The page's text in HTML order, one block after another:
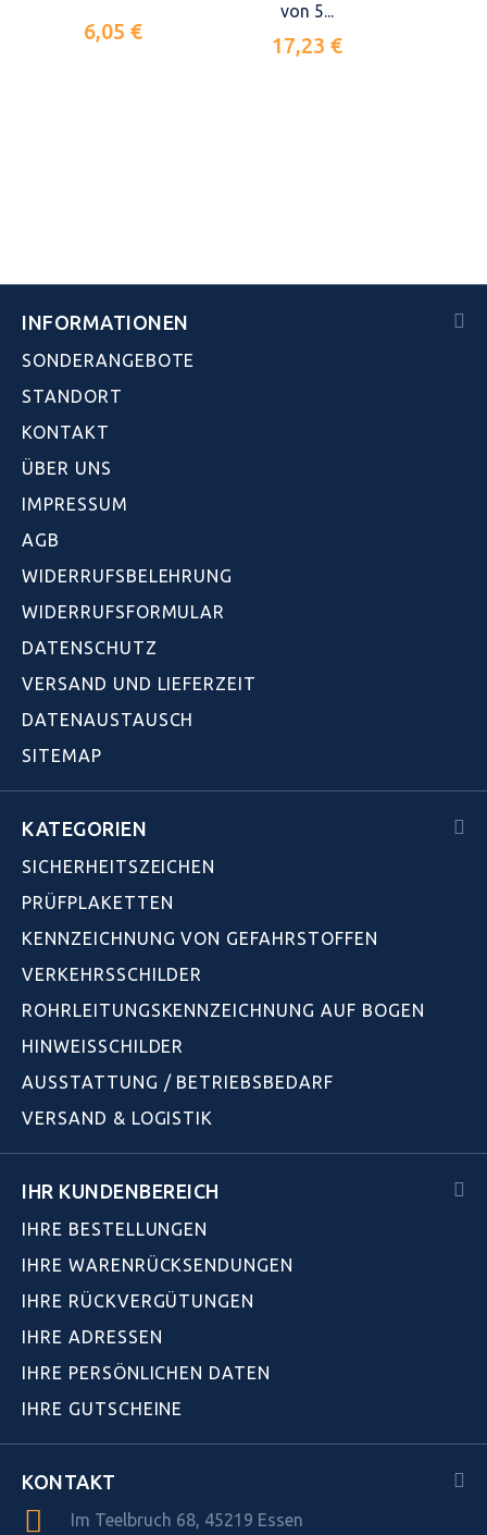
6,05 €
von 5...
17,23 €
INFORMATIONEN
SONDERANGEBOTE
STANDORT
KONTAKT
ÜBER UNS
IMPRESSUM
AGB
WIDERRUFSBELEHRUNG
WIDERRUFSFORMULAR
DATENSCHUTZ
VERSAND UND LIEFERZEIT
DATENAUSTAUSCH
SITEMAP
KATEGORIEN
SICHERHEITSZEICHEN
PRÜFPLAKETTEN
KENNZEICHNUNG VON GEFAHRSTOFFEN
VERKEHRSSCHILDER
ROHRLEITUNGSKENNZEICHNUNG AUF BOGEN
HINWEISSCHILDER
AUSSTATTUNG / BETRIEBSBEDARF
VERSAND & LOGISTIK
IHR KUNDENBEREICH
IHRE BESTELLUNGEN
IHRE WARENRÜCKSENDUNGEN
IHRE RÜCKVERGÜTUNGEN
IHRE ADRESSEN
IHRE PERSÖNLICHEN DATEN
IHRE GUTSCHEINE
KONTAKT
Im Teelbruch 68, 45219 Essen